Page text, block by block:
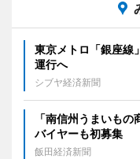
東京メトロ「銀座
運行へ
シブヤ経済新聞
「南信州うまいも
バイヤーも初募集
飯田経済新聞